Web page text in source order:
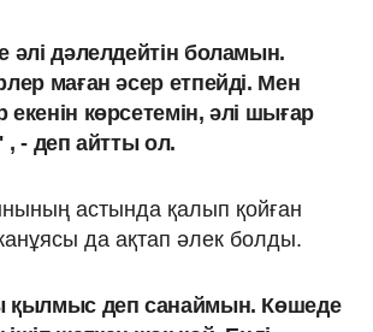
әлі дәлелдейтін боламын.
маған әсер етпейді. Мен
көрсетемін, әлі шығар
- деп айтты ол.
астында қалып қойған
да ақтап әлек болды.
қылмыс деп санаймын. Көшеде